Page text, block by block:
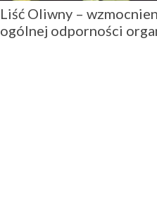
Liść Oliwny –
ogólnej odporności